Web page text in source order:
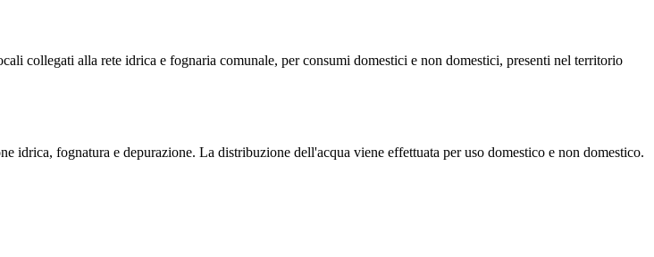
collegati alla rete idrica e fognaria comunale, per consumi domestici e non domestici, presenti nel territorio
fognatura e depurazione. La distribuzione dell'acqua viene effettuata per uso domestico e non domestico.